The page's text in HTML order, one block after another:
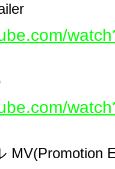
MV(Promotion